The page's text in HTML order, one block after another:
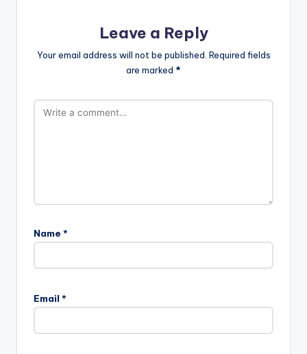
Leave a Reply
Your email address will not be published. Required fields
are marked *
Name *
Email *